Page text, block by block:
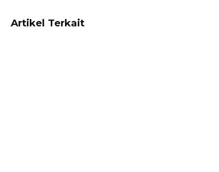
Artikel Terkait